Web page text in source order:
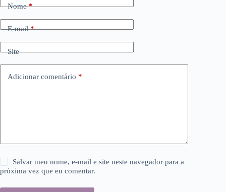
Nome*
E-mail*
Site
Adicionar comentário *
Salvar meu nome, e-mail e site neste navegador para a
próxima vez que eu comentar.